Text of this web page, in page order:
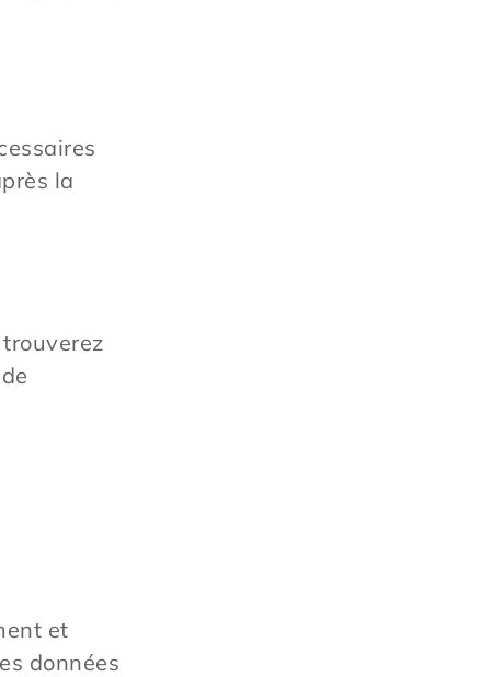
la
et
données